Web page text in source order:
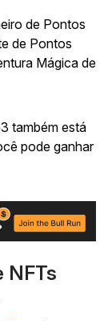
de Pontos
de Pontos
Mágica de
também está
pode ganhar
NFTs